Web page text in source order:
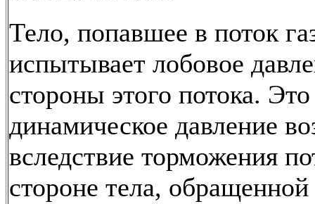
Тело, попавшее в поток
испытывает лобовое
стороны этого потока. Это
динамическое давление
вследствие торможения
стороне тела, обращенной